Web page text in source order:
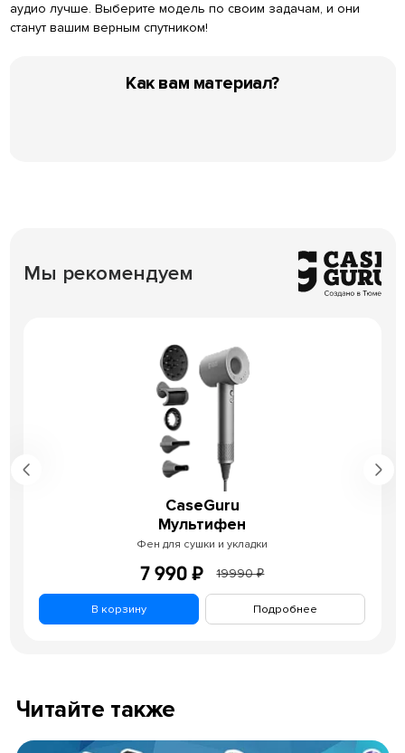
аудио лучше. Выберите модель по своим задачам, и они
станут вашим верным спутником!
Как вам материал?
Мы рекомендуем
CaseGuru
Мультифен
Фен для сушки и укладки
19990 ₽
7 990 ₽
В корзину Подробнее
Читайте также